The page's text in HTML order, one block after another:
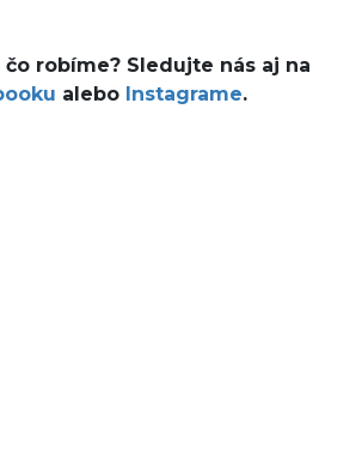
čo robíme? Sledujte nás aj na
alebo Instagrame.